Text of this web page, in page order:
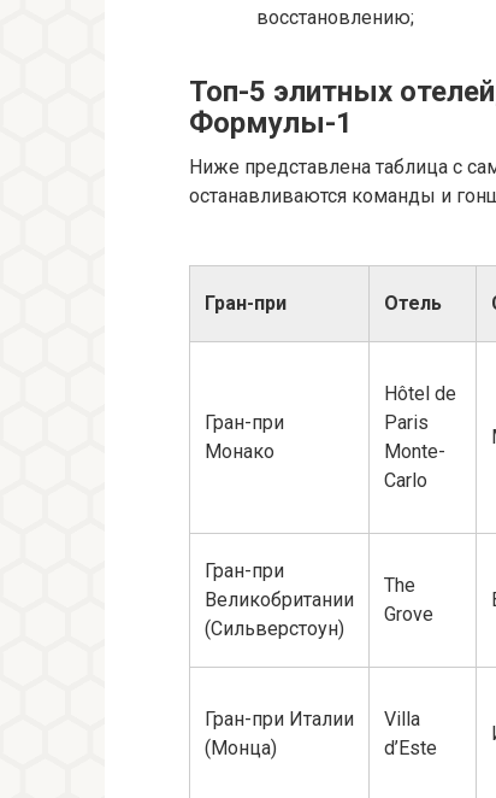
восстановлению;
Топ-5 элитных
Формулы-1
Ниже представлена таблица с
останавливаются команды и
Гран-при Отель
Гран-при
Монако
Hôtel de
Paris
Monte-
Carlo
Гран-при
Великобритании
(Сильверстоун)
The
Grove
Гран-при Италии
(Монца)
Villa
d’Este